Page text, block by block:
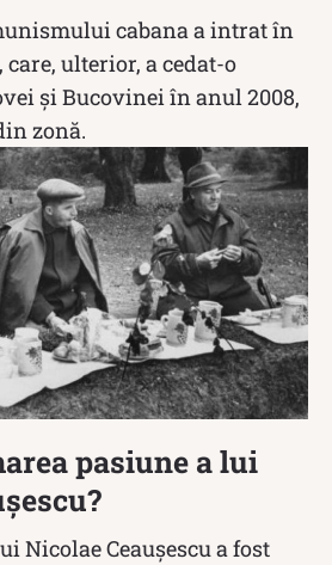
cabana a intrat în
ulterior, a cedat-o
şi Bucovinei în anul 2008,
zonă.
pasiune a lui
Nicolae Ceaușescu a fost